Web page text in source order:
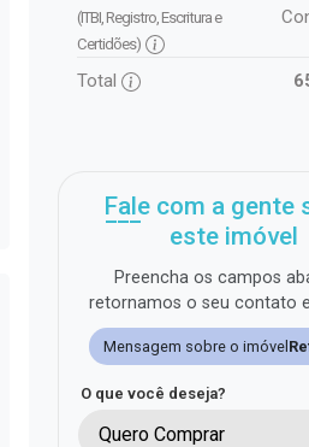
(ITBI, Registro, Escritura e
Certidões)
Total
Fale com a gente
este imóvel
Preencha os campos
retornamos o seu contato
Mensagem sobre o imóvel
O que você deseja?
Quero Comprar